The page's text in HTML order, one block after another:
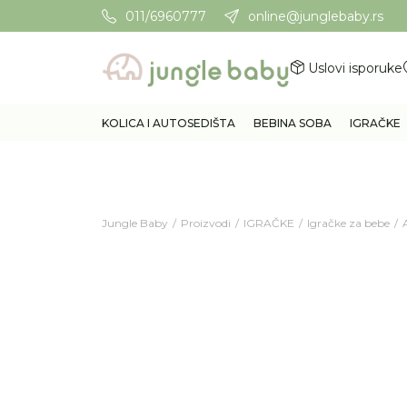
011/6960777 online@junglebaby.rs
Potrebna Vam je pomoć?
Uslovi isporuke
KOLICA I AUTOSEDIŠTA BEBINA SOBA IGRAČKE
Jungle Baby Proizvodi IGRAČKE Igračke za bebe